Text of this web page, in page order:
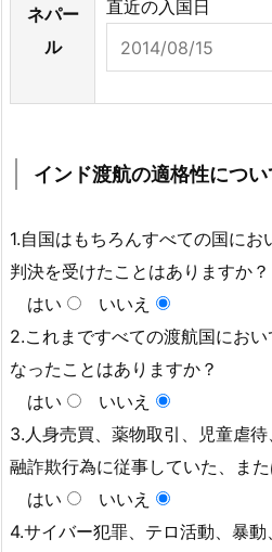
ネパー
ル
直近の入国日
インド渡航の適格性につい
1.自国はもちろんすべての国に
判決を受けたことはありますか？
はい
いいえ
2.これまですべての渡航国にお
なったことはありますか？
はい
いいえ
3.人身売買、薬物取引、児童虐
融詐欺行為に従事していた、ま
はい
いいえ
4.サイバー犯罪、テロ活動、暴